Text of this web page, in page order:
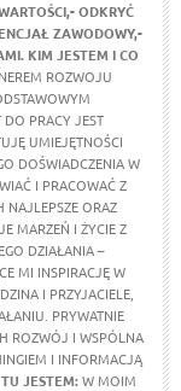
- ODKRYĆ
ZAWODOWY,-
KIM JESTEM I CO
ROZWOJU
PRACY JEST
UMIEJĘTNOŚCI
DOŚWIADCZENIA W
I PRACOWAĆ Z
ORAZ
MARZEŃ I ŻYCIE Z
DZIAŁANIA –
MI INSPIRACJĘ W
I PRZYJACIELE,
PRYWATNIE
ROZWÓJ I WSPÓLNA
I INFORMACJĄ
JESTEM:W MOIM